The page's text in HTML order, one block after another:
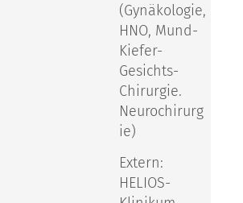
(Gynäkologie,
HNO, Mund-
Kiefer-
Gesichts-
Chirurgie.
Neurochirurg
ie)
Extern:
HELIOS-